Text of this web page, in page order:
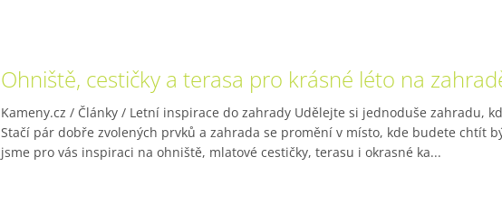
Ohniště, cestičky a terasa pro krásné léto na
Kameny.cz / Články / Letní inspirace do zahrady Udělejte si jednoduše zahradu,
Stačí pár dobře zvolených prvků a zahrada se promění v místo, kde budete chtít
jsme pro vás inspiraci na ohniště, mlatové cestičky, terasu i okrasné ka...